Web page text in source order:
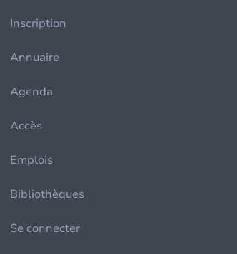
Inscription
Annuaire
Agenda
Accès
Emplois
Bibliothèques
Se connecter